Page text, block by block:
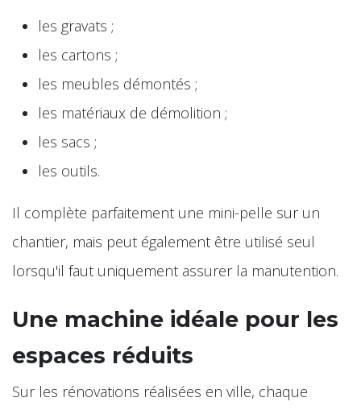
les gravats ;
les cartons ;
les meubles démontés ;
les matériaux de démolition ;
les sacs ;
les outils.
Il complète parfaitement une mini-pelle sur un
chantier, mais peut également être utilisé seul
lorsqu'il faut uniquement assurer la manutention.
Une machine idéale pour les
espaces réduits
Sur les rénovations réalisées en ville, chaque